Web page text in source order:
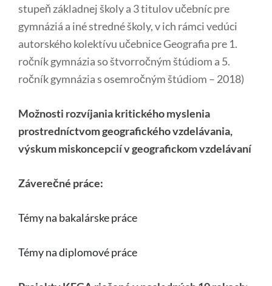
stupeň základnej školy a 3 titulov učebníc pre
gymnáziá a iné stredné školy, v ich rámci vedúci
autorského kolektívu učebnice Geografia pre 1.
ročník gymnázia so štvorročným štúdiom a 5.
ročník gymnázia s osemročným štúdiom – 2018)
Možnosti rozvíjania kritického myslenia
prostredníctvom geografického vzdelávania,
výskum miskoncepcií v geografickom vzdelávaní
Záverečné práce:
Témy na bakalárske práce
Témy na diplomové práce